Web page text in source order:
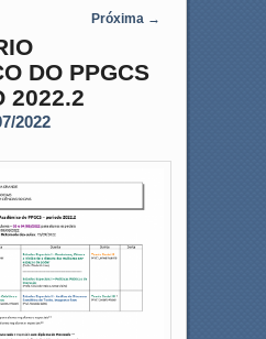
Próxima →
DO PPGCS
2022.2
2022